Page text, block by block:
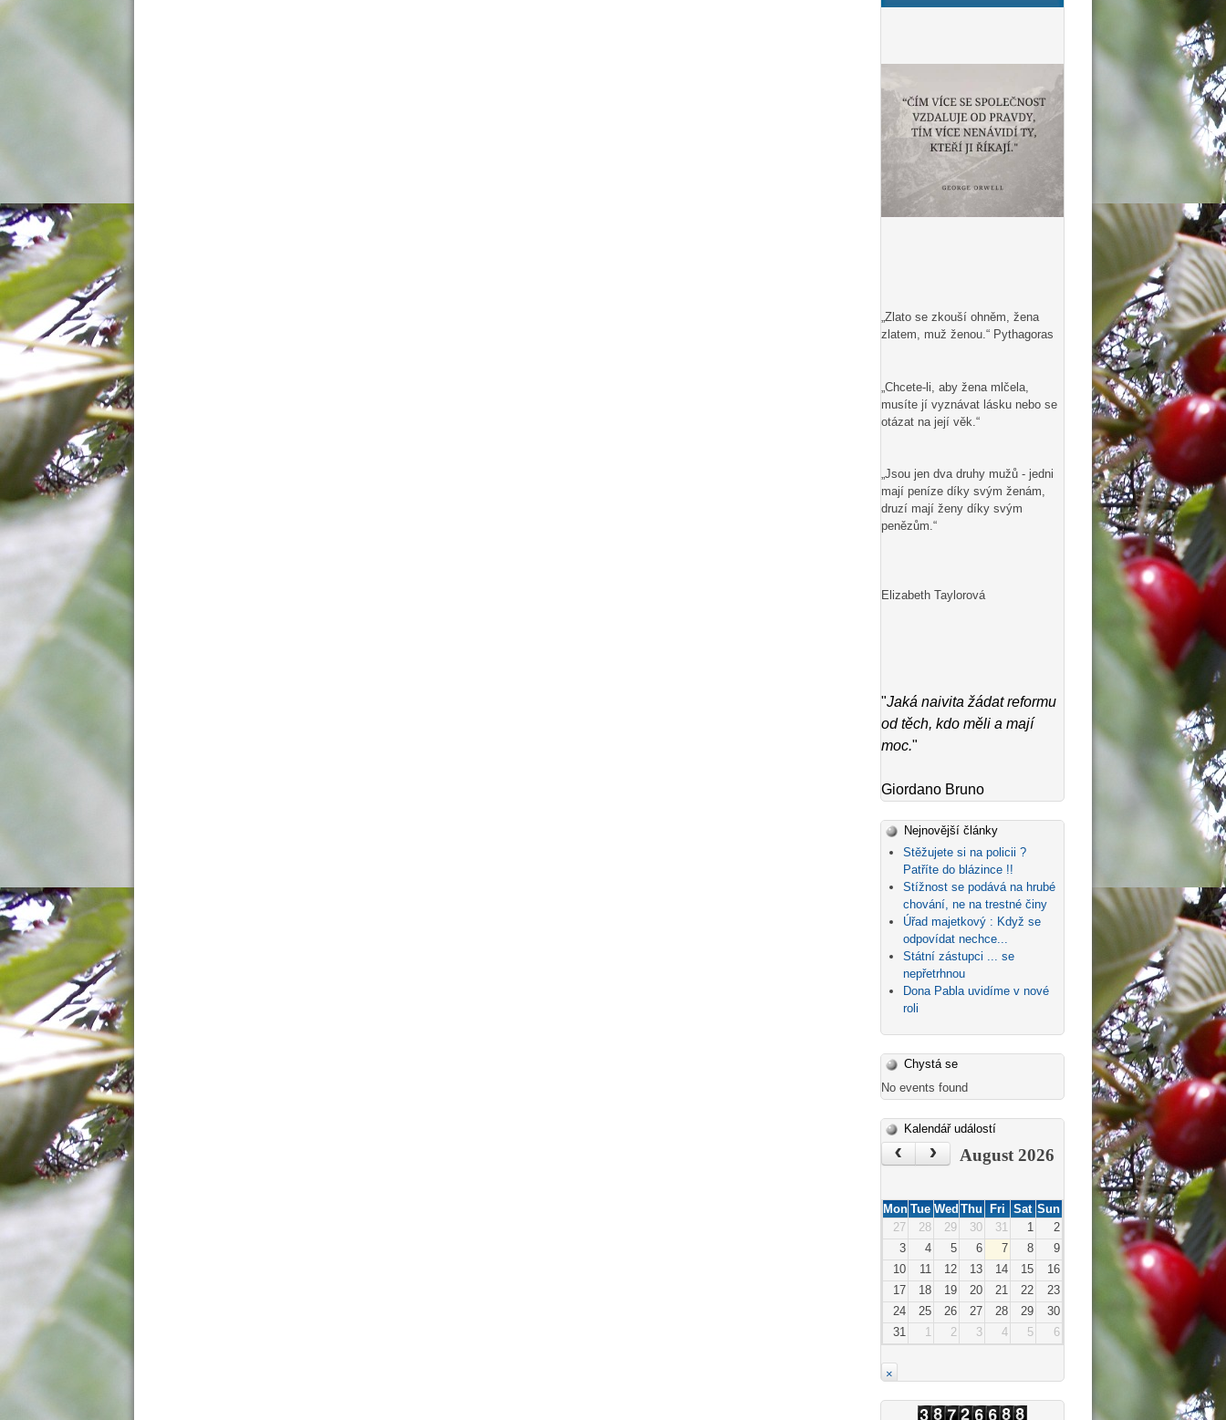
„Zlato se zkouší ohněm, žena
zlatem, muž ženou.“ Pythagoras
„Chcete-li, aby žena mlčela,
musíte jí vyznávat lásku nebo se
otázat na její věk.“
„Jsou jen dva druhy mužů - jedni
mají peníze díky svým ženám,
druzí mají ženy díky svým
penězům.“
Elizabeth Taylorová
"Jaká naivita žádat reformu
od těch, kdo měli a mají
moc."
Giordano Bruno
Nejnovější články
Stěžujete si na policii ?
Patříte do blázince !!
Stížnost se podává na hrubé
chování, ne na trestné činy
Úřad majetkový : Když se
odpovídat nechce...
Státní zástupci ... se
nepřetrhnou
Dona Pabla uvidíme v nové
roli
Chystá se
No events found
Kalendář událostí
‹ › August 2026
Mon Tue Wed Thu Fri Sat Sun
27
28 29 30 31 1
2
3
4 5 6 7 8
9
10
11 12 13 14 15
16
17
18 19 20 21 22
23
24
25 26 27 28 29
30
31
1 2 3 4 5 6
×